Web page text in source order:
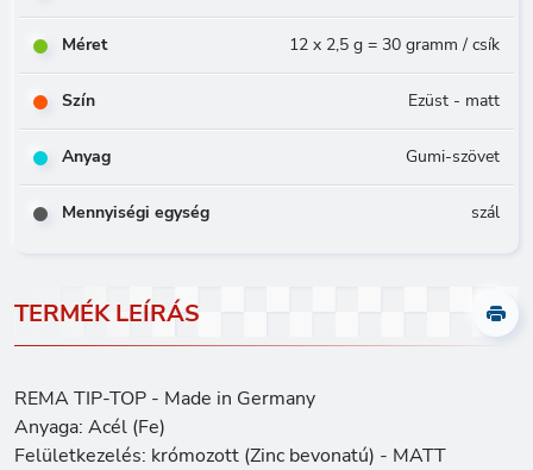
TERMÉK LEÍRÁS
REMA TIP-TOP - Made in Germany
Anyaga: Acél (Fe)
Felületkezelés: krómozott (Zinc bevonatú) - MATT
Méret 12 x 2,5 g = 30 gramm / csík
Szín Ezüst - matt
Anyag Gumi-szövet
Mennyiségi egység szál